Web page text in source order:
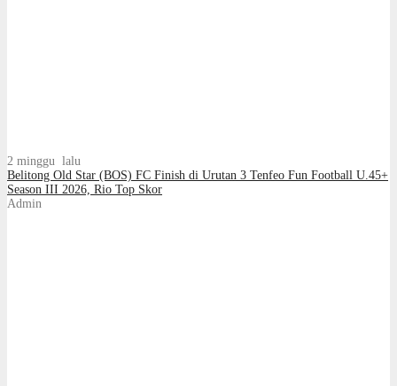
2 minggu lalu
Belitong Old Star (BOS) FC Finish di Urutan 3 Tenfeo Fun Football U.45+
Season III 2026, Rio Top Skor
Admin